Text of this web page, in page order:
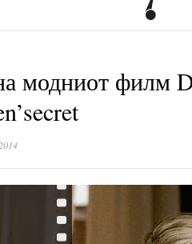
модниот филм